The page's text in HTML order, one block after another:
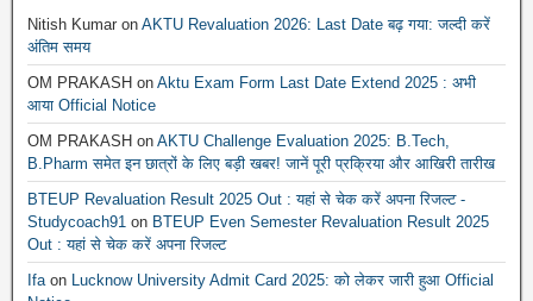
Nitish Kumar on AKTU Revaluation 2026: Last Date बढ़ गया: जल्दी करें
अंतिम समय
OM PRAKASH on Aktu Exam Form Last Date Extend 2025 : अभी
आया Official Notice
OM PRAKASH on AKTU Challenge Evaluation 2025: B.Tech,
B.Pharm समेत इन छात्रों के लिए बड़ी खबर! जानें पूरी प्रक्रिया और आखिरी तारीख
BTEUP Revaluation Result 2025 Out : यहां से चेक करें अपना रिजल्ट -
Studycoach91 on BTEUP Even Semester Revaluation Result 2025
Out : यहां से चेक करें अपना रिजल्ट
Ifa on
Lucknow University Admit Card 2025: को लेकर जारी हुआ Official